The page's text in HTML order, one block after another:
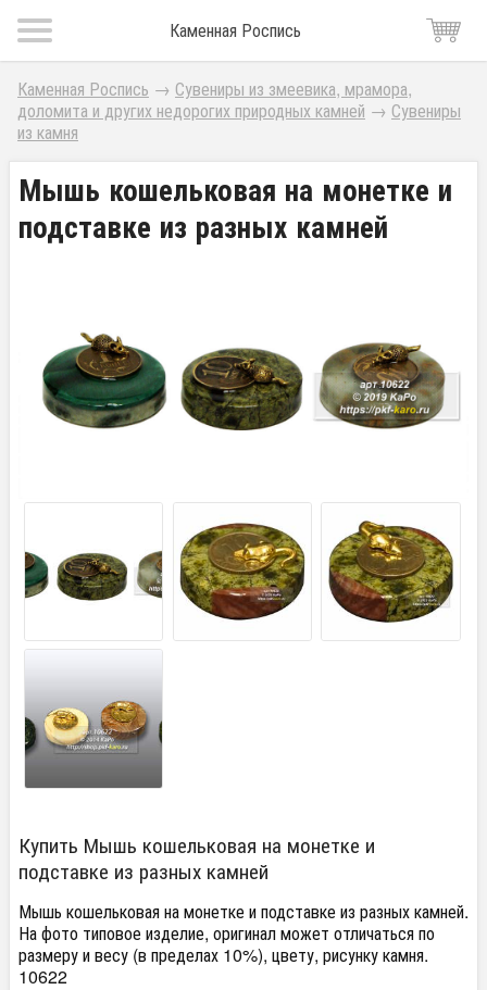
Каменная Роспись
Каменная Роспись → Сувениры из змеевика, мрамора,
доломита и других недорогих природных камней → Сувениры
из камня
Мышь кошельковая на монетке и
подставке из разных камней
Купить Мышь кошельковая на монетке и
подставке из разных камней
Мышь кошельковая на монетке и подставке из разных камней.
На фото типовое изделие, оригинал может отличаться по
размеру и весу (в пределах 10%), цвету, рисунку камня.
10622